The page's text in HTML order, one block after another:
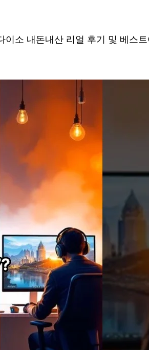
이소 내돈내산 리얼 후기 및 베스